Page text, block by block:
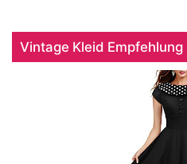
Vintage Kleid Empfehlung